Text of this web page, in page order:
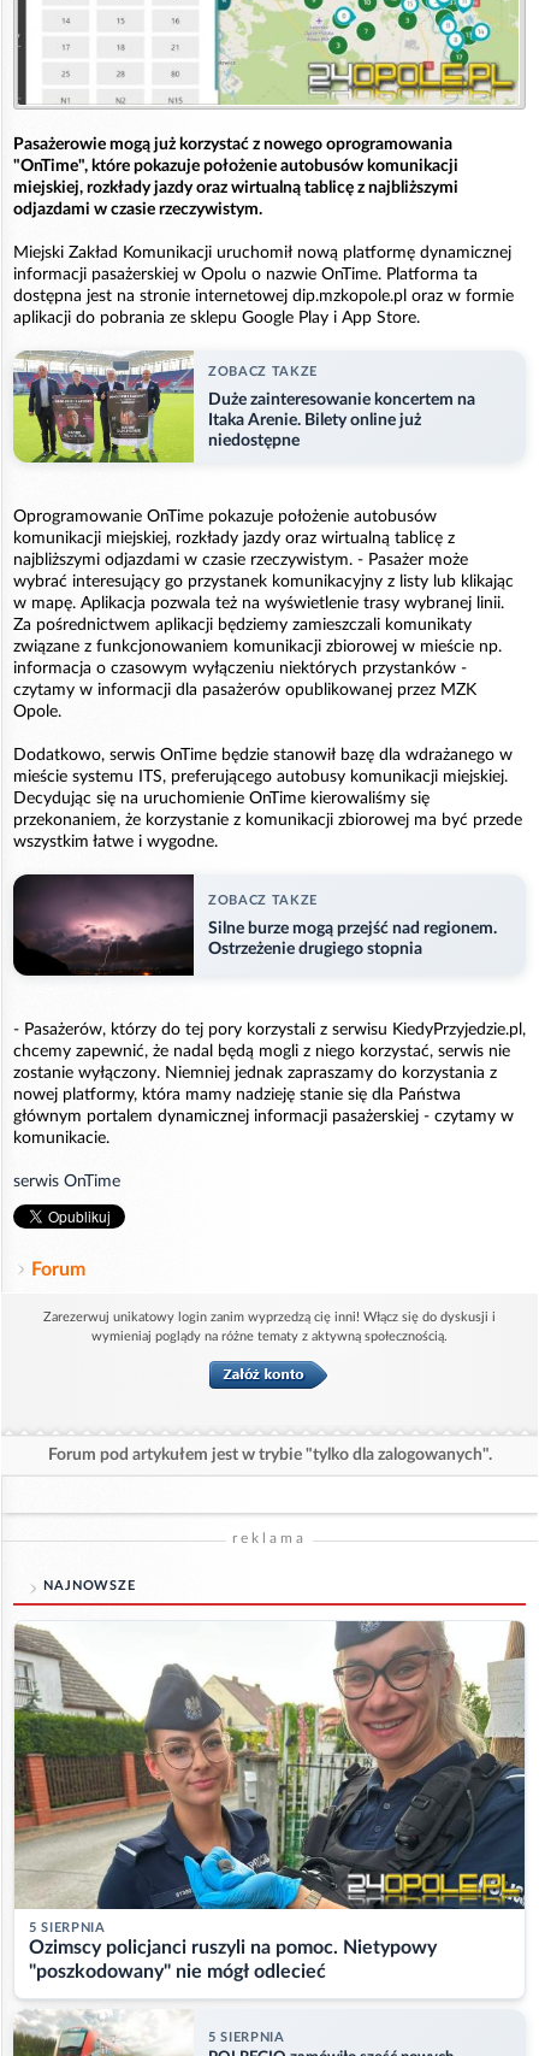
Pasażerowie mogą już korzystać z nowego oprogramowania
"OnTime", które pokazuje położenie autobusów komunikacji
miejskiej, rozkłady jazdy oraz wirtualną tablicę z najbliższymi
odjazdami w czasie rzeczywistym.
Miejski Zakład Komunikacji uruchomił nową platformę dynamicznej
informacji pasażerskiej w Opolu o nazwie OnTime. Platforma ta
dostępna jest na stronie internetowej dip.mzkopole.pl oraz w formie
aplikacji do pobrania ze sklepu Google Play i App Store.
ZOBACZ TAKZE
Duże zainteresowanie koncertem na
Itaka Arenie. Bilety online już
niedostępne
Oprogramowanie OnTime pokazuje położenie autobusów
komunikacji miejskiej, rozkłady jazdy oraz wirtualną tablicę z
najbliższymi odjazdami w czasie rzeczywistym. - Pasażer może
wybrać interesujący go przystanek komunikacyjny z listy lub klikając
w mapę. Aplikacja pozwala też na wyświetlenie trasy wybranej linii.
Za pośrednictwem aplikacji będziemy zamieszczali komunikaty
związane z funkcjonowaniem komunikacji zbiorowej w mieście np.
informacja o czasowym wyłączeniu niektórych przystanków -
czytamy w informacji dla pasażerów opublikowanej przez MZK
Opole.
Dodatkowo, serwis OnTime będzie stanowił bazę dla wdrażanego w
mieście systemu ITS, preferującego autobusy komunikacji miejskiej.
Decydując się na uruchomienie OnTime kierowaliśmy się
przekonaniem, że korzystanie z komunikacji zbiorowej ma być przede
wszystkim łatwe i wygodne.
ZOBACZ TAKZE
Silne burze mogą przejść nad regionem.
Ostrzeżenie drugiego stopnia
- Pasażerów, którzy do tej pory korzystali z serwisu KiedyPrzyjedzie.pl,
chcemy zapewnić, że nadal będą mogli z niego korzystać, serwis nie
zostanie wyłączony. Niemniej jednak zapraszamy do korzystania z
nowej platformy, która mamy nadzieję stanie się dla Państwa
głównym portalem dynamicznej informacji pasażerskiej - czytamy w
komunikacie.
serwis OnTime
Forum
Zarezerwuj unikatowy login zanim wyprzedzą cię inni! Włącz się do dyskusji i
wymieniaj poglądy na różne tematy z aktywną społecznością.
Forum pod artykułem jest w trybie "tylko dla zalogowanych".
reklama
NAJNOWSZE
5 SIERPNIA
Ozimscy policjanci ruszyli na pomoc. Nietypowy
"poszkodowany" nie mógł odlecieć
5 SIERPNIA